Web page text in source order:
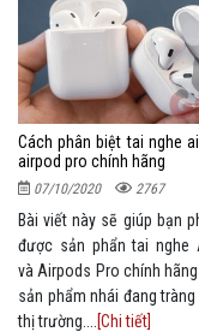
Cách phân biệt tai nghe
airpod pro chính hãng
07/10/2020 2767
Bài viết này sẽ giúp bạn
được sản phẩn tai nghe
và Airpods Pro chính
sản phẩm nhái đang tràng
thị trường....
[Chi tiết]